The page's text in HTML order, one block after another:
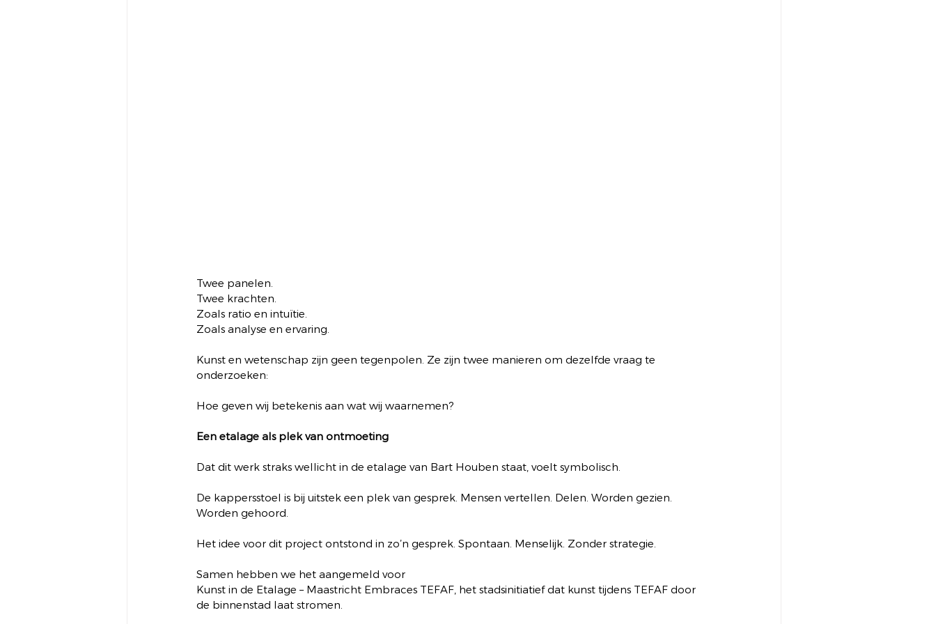
Twee panelen.
Twee krachten.
Zoals ratio en intuïtie.
Zoals analyse en ervaring.
Kunst en wetenschap zijn geen tegenpolen. Ze zijn twee manieren om dezelfde vraag te
onderzoeken:
Hoe geven wij betekenis aan wat wij waarnemen?
Een etalage als plek van ontmoeting
Dat dit werk straks wellicht in de etalage van Bart Houben staat, voelt symbolisch.
De kappersstoel is bij uitstek een plek van gesprek. Mensen vertellen. Delen. Worden gezien.
Worden gehoord.
Het idee voor dit project ontstond in zo’n gesprek. Spontaan. Menselijk. Zonder strategie.
Samen hebben we het aangemeld voor
Kunst in de Etalage – Maastricht Embraces TEFAF, het stadsinitiatief dat kunst tijdens TEFAF door
de binnenstad laat stromen.